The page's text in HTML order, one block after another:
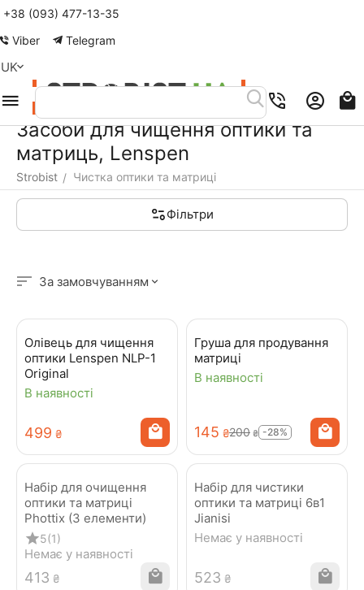
+38 (093) 477-13-35
Viber
Telegram
UK
Засоби для чищення оптики та
матриць, Lenspen
Strobist / Чистка оптики та матриці
Фільтри
За замовчуванням
Олівець для чищення
оптики Lenspen NLP-1
Original
В наявності
‍499‍ ₴
Груша для продування
матриці
В наявності
‍145‍ ₴‍200‍ ₴ -28%
Набір для очищення
оптики та матриці
Phottix (3 елементи)
5(1)
Немає у наявності
‍413‍ ₴
Набір для чистики
оптики та матриці 6в1
Jianisi
Немає у наявності
‍523‍ ₴
Меню